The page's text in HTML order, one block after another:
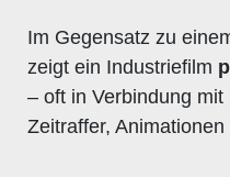
Im Gegensatz zu
zeigt ein Industriefilm
– oft in Verbindung
Zeitraffer,